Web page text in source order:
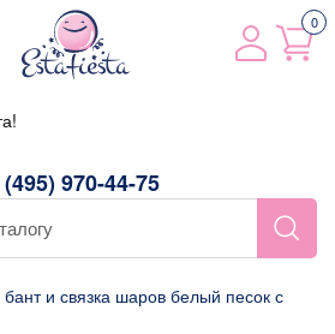
970-44-75
0
и связка шаров белый песок с